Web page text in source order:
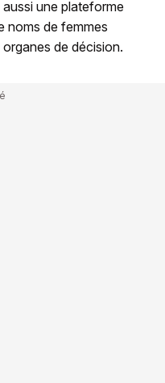
une plateforme
noms de femmes
de décision.